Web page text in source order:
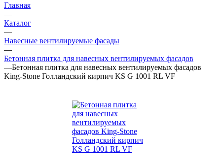
Главная
—
Каталог
—
Навесные вентилируемые фасады
—
Бетонная плитка для навесных вентилируемых фасадов
—Бетонная плитка для навесных вентилируемых фасадов
King-Stone Голландский кирпич KS G 1001 RL VF